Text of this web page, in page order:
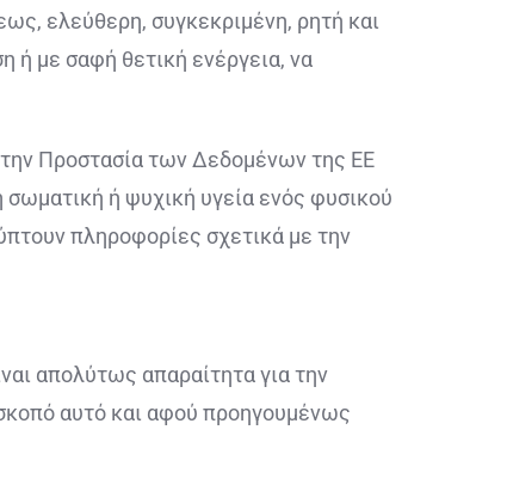
ελεύθερη, συγκεκριμένη, ρητή και
ή με σαφή θετική ενέργεια, να
Προστασία των Δεδομένων της ΕΕ
ή ψυχική υγεία ενός φυσικού
πληροφορίες σχετικά με την
απολύτως απαραίτητα για την
αυτό και αφού προηγουμένως